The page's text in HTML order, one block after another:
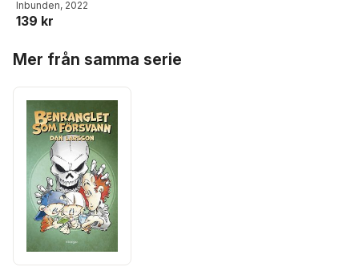
Inbunden, 2022
139 kr
Mer från samma serie